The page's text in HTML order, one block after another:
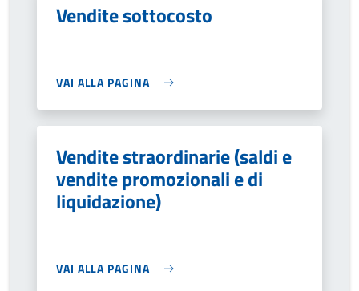
Vendite sottocosto
VAI ALLA PAGINA
Vendite straordinarie (saldi e
vendite promozionali e di
liquidazione)
VAI ALLA PAGINA